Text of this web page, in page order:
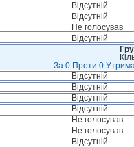
Відсутній
Відсутній
Не голосував
Відсутній
За:0 Проти:0
Відсутній
Відсутній
Відсутній
Відсутній
Не голосував
Не голосував
Відсутній